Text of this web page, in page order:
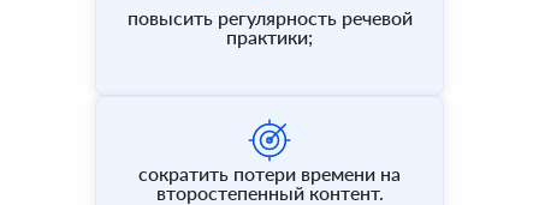
повысить регулярность речевой
практики;
сократить потери времени на
второстепенный контент.